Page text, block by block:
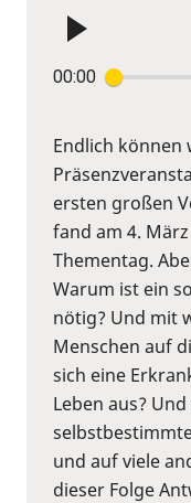
00:00
Endlich können
ersten großen
fand am 4.
Thementag.
Warum ist ein
nötig? Und mit
Menschen auf
sich eine
Leben aus?
und auf viele
dieser Folge